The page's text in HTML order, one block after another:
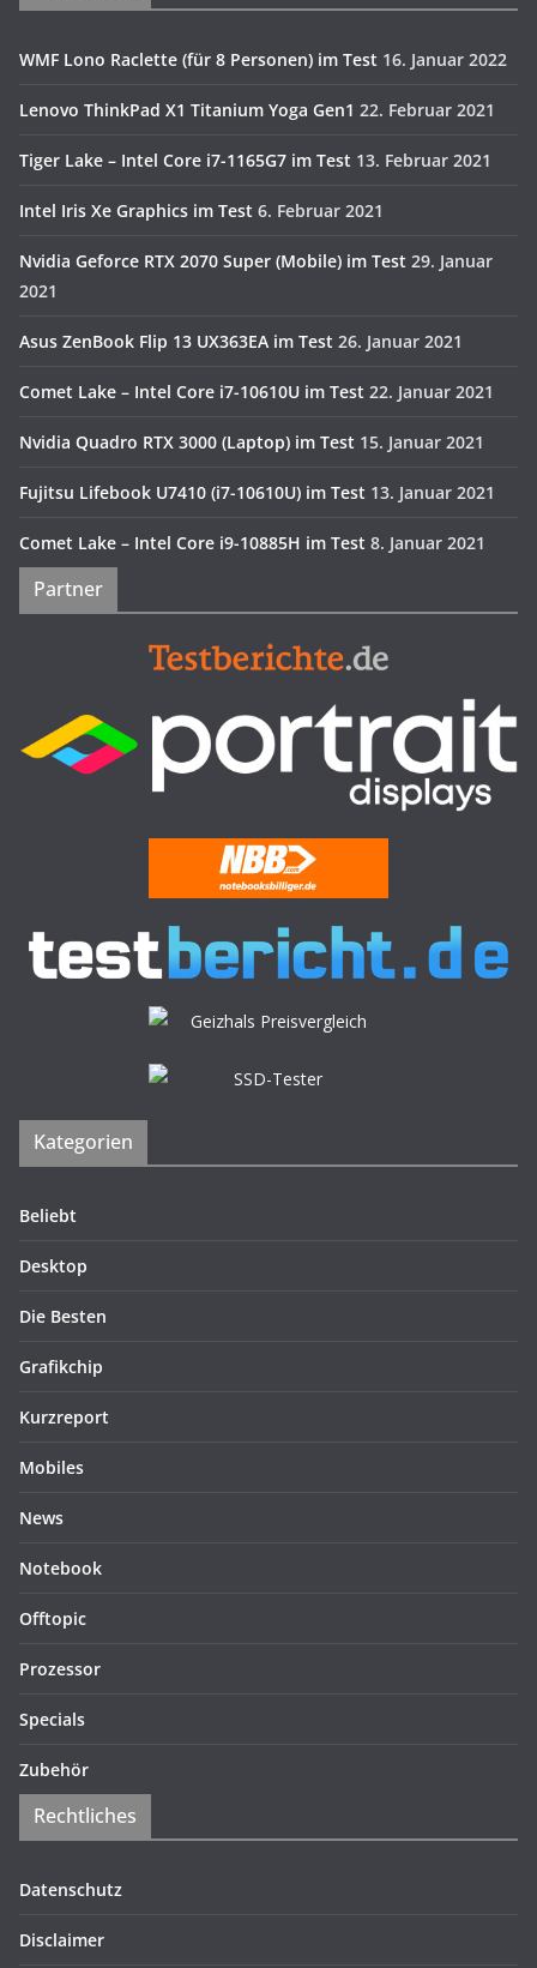
WMF Lono Raclette (für 8 Personen) im Test 16. Januar 2022
Lenovo ThinkPad X1 Titanium Yoga Gen1 22. Februar 2021
Tiger Lake – Intel Core i7-1165G7 im Test 13. Februar 2021
Intel Iris Xe Graphics im Test 6. Februar 2021
Nvidia Geforce RTX 2070 Super (Mobile) im Test 29. Januar
2021
Asus ZenBook Flip 13 UX363EA im Test 26. Januar 2021
Comet Lake – Intel Core i7-10610U im Test 22. Januar 2021
Nvidia Quadro RTX 3000 (Laptop) im Test 15. Januar 2021
Fujitsu Lifebook U7410 (i7-10610U) im Test 13. Januar 2021
Comet Lake – Intel Core i9-10885H im Test 8. Januar 2021
Partner
Kategorien
Beliebt
Desktop
Die Besten
Grafikchip
Kurzreport
Mobiles
News
Notebook
Offtopic
Prozessor
Specials
Zubehör
Rechtliches
Datenschutz
Disclaimer